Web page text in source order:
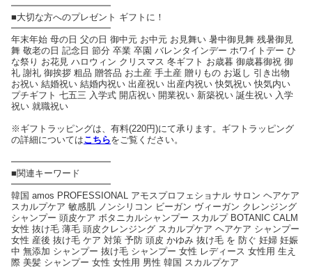
━━━━━━━━━━━
■大切な方へのプレゼント ギフトに！
━━━━━━━━━━━
年末年始 母の日 父の日 御中元 お中元 お見舞い 暑中御見舞 残暑御見
舞 敬老の日 記念日 節分 卒業 卒園 バレンタインデー ホワイトデー ひ
な祭り お花見 ハロウィン クリスマス 冬ギフト お歳暮 御歳暮御祝 御
礼 謝礼 御挨拶 粗品 贈答品 お土産 手土産 贈りもの お返し 引き出物
お祝い 結婚祝い 結婚内祝い 出産祝い 出産内祝い 快気祝い 快気内い
プチギフト 七五三 入学式 開店祝い 開業祝い 新築祝い 誕生祝い 入学
祝い 就職祝い
※ギフトラッピングは、有料(220円)にて承ります。ギフトラッピング
の詳細についてはこちらをご覧ください。
━━━━━━━━━━━
■関連キーワード
━━━━━━━━━━━
韓国 amos PROFESSIONAL アモスプロフェショナル サロン ヘアケア
スカルプケア 敏感肌 ノンシリコン ビーガン ヴィーガン クレンジング
シャンプー 頭皮ケア ボタニカルシャンプー スカルプ BOTANIC CALM
女性 抜け毛 薄毛 頭皮クレンジング スカルプケア ヘアケア シャンプー
女性 産後 抜け毛 ケア 対策 予防 頭皮 かゆみ 抜け毛 を 防ぐ 妊婦 妊娠
中 無添加 シャンプー 抜け毛 シャンプー 女性 レディース 女性用 生え
際 美髪 シャンプー 女性 女性用 男性 韓国 スカルプケア